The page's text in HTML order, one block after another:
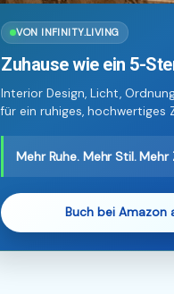
VON INFINITY.LIVING
Zuhause wie ein 5-
Interior Design, Licht,
für ein ruhiges, hochwertiges
Mehr Ruhe. Mehr Stil. Mehr
Buch bei Amazon